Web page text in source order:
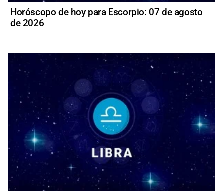
Horóscopo de hoy para Escorpio: 07 de agosto
de 2026